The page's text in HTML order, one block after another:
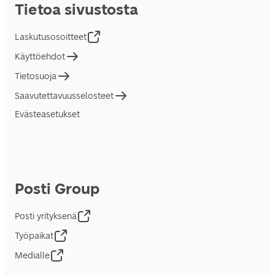
Tietoa sivustosta
Laskutusosoitteet
Käyttöehdot
Tietosuoja
Saavutettavuusselosteet
Evästeasetukset
Posti Group
Posti yrityksenä
Työpaikat
Medialle